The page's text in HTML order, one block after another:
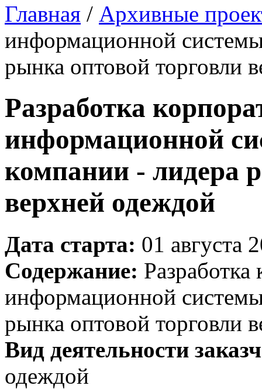
Главная / Архивные
информационной
рынка оптовой торговли
Разработка
информационной
компании - лидера
верхней одеждой
Дата старта: 01 августа
Содержание: Разработка
информационной
рынка оптовой торговли
Вид деятельности
одеждой